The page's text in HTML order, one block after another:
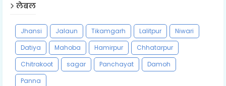
लेबल
Jhansi Jalaun Tikamgarh Lalitpur
Niwari
Datiya
Mahoba Hamirpur
Chhatarpur
Chitrakoot
sagar Panchayat
Damoh
Panna